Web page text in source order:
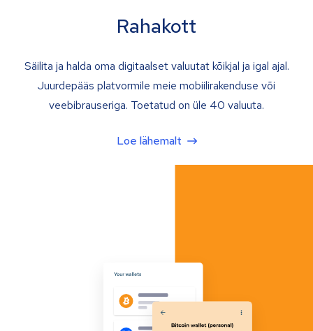
Rahakott
Säilita ja halda oma digitaalset valuutat kõikjal ja igal ajal.
Juurdepääs platvormile meie mobiilirakenduse või
veebibrauseriga. Toetatud on üle 40 valuuta.
Loe lähemalt